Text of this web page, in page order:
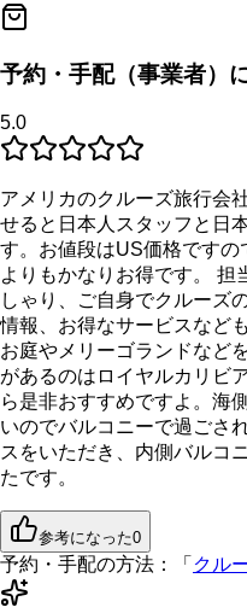
予約・手配（事業者）
5.0
アメリカのクルーズ旅行会
せると日本人スタッフと日
す。お値段はUS価格です
よりもかなりお得です。 担
しゃり、ご自身でクルーズ
情報、お得なサービスなど
お庭やメリーゴランドなど
があるのはロイヤルカリビ
ら是非おすすめですよ。海
いのでバルコニーで過ごさ
スをいただき、内側バルコ
たです。
参考になった0
予約・手配の方法： 「 クル